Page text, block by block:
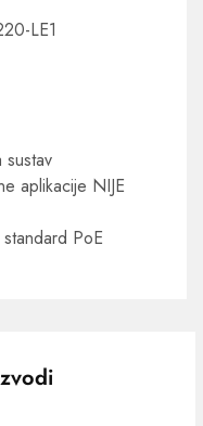
LE1
sustav
aplikacije NIJE
PoE